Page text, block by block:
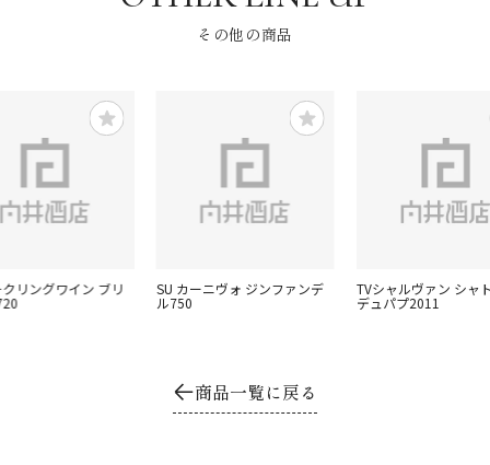
その他の商品
リングワイン ブリ SU カーニヴォ ジンファンデ
ル750
TVシャルヴァン シャ
デュパプ2011
商品一覧に戻る